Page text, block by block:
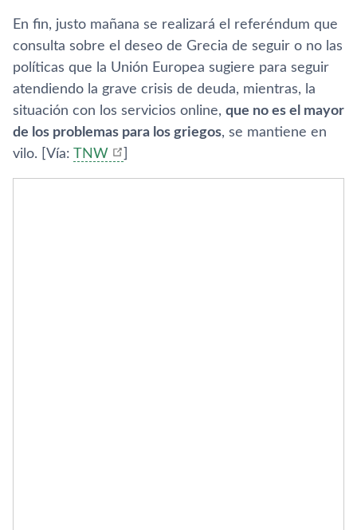
En fin, justo mañana se realizará el referéndum que
consulta sobre el deseo de Grecia de seguir o no las
polí­ticas que la Unión Europea sugiere para seguir
atendiendo la grave crisis de deuda, mientras, la
situación con los servicios online, que no es el mayor
de los problemas para los griegos, se mantiene en
vilo. [Ví­a: TNW